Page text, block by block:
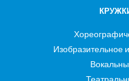
Изобразительное